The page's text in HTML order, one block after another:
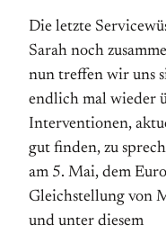
Die letzte
Sarah noch
nun treffen wir uns
endlich mal wieder
Interventionen,
gut finden, zu
am 5. Mai, dem
Gleichstellung von
und unter diesem